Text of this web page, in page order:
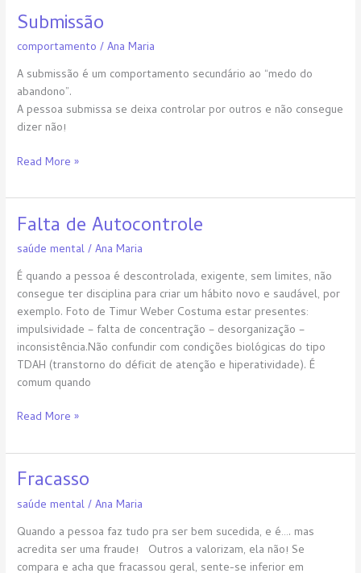
Submissão
comportamento /Ana Maria
A submissão é um comportamento secundário ao “medo do
abandono”.
A pessoa submissa se deixa controlar por outros e não consegue
dizer não!
Read More »
Falta de Autocontrole
saúde mental/Ana Maria
É quando a pessoa é descontrolada, exigente, sem limites, não
consegue ter disciplina para criar um hábito novo e saudável, por
exemplo. Foto de Timur Weber Costuma estar presentes:
impulsividade – falta de concentração – desorganização –
inconsistência.Não confundir com condições biológicas do tipo
TDAH (transtorno do déficit de atenção e hiperatividade). É
comum quando
Falta
Autocontrole
Read More »
Fracasso
saúde mental/Ana Maria
Quando a pessoa faz tudo pra ser bem sucedida, e é…. mas
acredita ser uma fraude! Outros a valorizam, ela não! Se
compara e acha que fracassou geral, sente-se inferior em
Fracasso